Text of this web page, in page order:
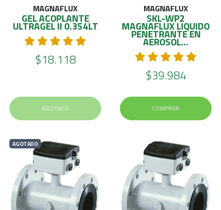
MAGNAFLUX
GEL ACOPLANTE
ULTRAGEL II 0.354LT
$18.118
AGOTADO
MAGNAFLUX
SKL-WP2
MAGNAFLUX LIQUIDO
PENETRANTE EN
AEROSOL...
$39.984
COMPRAR
AGOTADO